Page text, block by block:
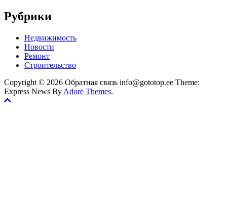
Рубрики
Недвижимость
Новости
Ремонт
Строительство
Copyright © 2026 Обратная связь info@gototop.ee Theme:
Express News By Adore Themes.